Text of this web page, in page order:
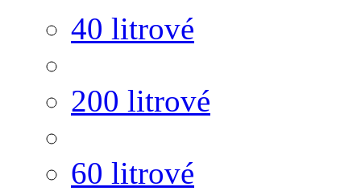
40 litrové
200 litrové
60 litrové